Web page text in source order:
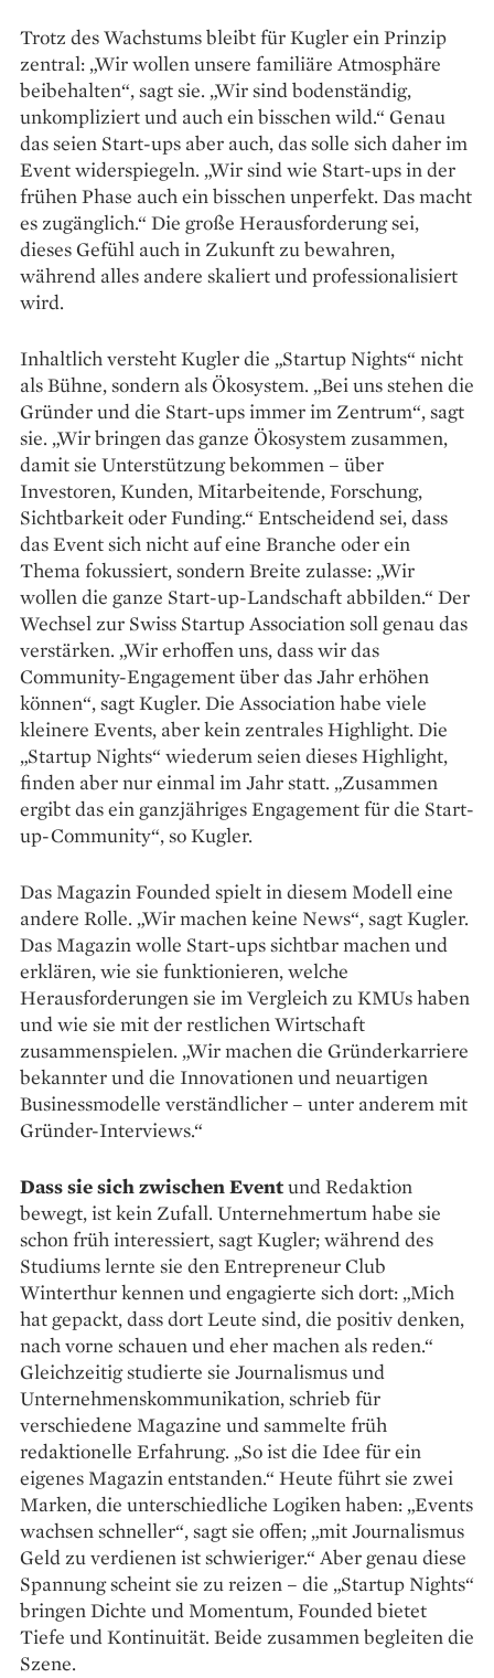
Trotz des Wachstums bleibt für Kugler ein Prinzip
zentral: „Wir wollen unsere familiäre Atmosphäre
beibehalten“, sagt sie. „Wir sind bodenständig,
unkompliziert und auch ein bisschen wild.“ Genau
das seien Start-ups aber auch, das solle sich daher im
Event widerspiegeln. „Wir sind wie Start-ups in der
frühen Phase auch ein bisschen unperfekt. Das macht
es zugänglich.“ Die große Herausforderung sei,
dieses Gefühl auch in Zukunft zu bewahren,
während alles andere skaliert und professionalisiert
wird.
Inhaltlich versteht Kugler die „Startup Nights“ nicht
als Bühne, sondern als Ökosystem. „Bei uns stehen die
Gründer und die Start-ups immer im Zentrum“, sagt
sie. „Wir bringen das ganze Ökosystem zusammen,
damit sie Unterstützung bekommen – über
Investoren, Kunden, Mitarbeitende, Forschung,
Sichtbarkeit oder Funding.“ Entscheidend sei, dass
das Event sich nicht auf eine Branche oder ein
Thema fokussiert, sondern Breite zulasse: „Wir
wollen die ganze Start-up-Landschaft abbilden.“ Der
Wechsel zur Swiss Startup Association soll genau das
verstärken. „Wir erhoffen uns, dass wir das
Community-Engagement über das Jahr erhöhen
können“, sagt Kugler. Die Association habe viele
kleinere Events, aber kein zentrales Highlight. Die
„Startup Nights“ wiederum seien dieses Highlight,
finden aber nur einmal im Jahr statt. „Zu­sammen
ergibt das ein ganzjähriges Engagement für die Start-
up-Community“, so Kugler.
Das Magazin Founded spielt in diesem Modell eine
andere Rolle. „Wir machen keine News“, sagt Kugler.
Das Magazin wolle Start-ups sichtbar machen und
erklären, wie sie funktionieren, welche
Herausforderungen sie im Vergleich zu KMUs haben
und wie sie mit der restlichen Wirtschaft
zusammenspielen. „Wir machen die Gründerkarriere
bekannter und die Innovationen und neuartigen
Businessmodelle verständ­licher – unter anderem mit
Gründer-Interviews.“
Dass sie sich zwischen Eventund Redaktion
bewegt, ist kein Zufall. Unternehmertum habe sie
schon früh interessiert, sagt Kugler; während des
Studiums lernte sie den Entrepreneur Club
Winterthur kennen und engagierte sich dort: „Mich
hat gepackt, dass dort Leute sind, die positiv denken,
nach vorne schauen und eher machen als reden.“
Gleichzeitig studierte sie Journalismus und
Unternehmenskommunikation, schrieb für
verschiedene Magazine und sammelte früh
redaktionelle Er­fahrung. „So ist die Idee für ein
eigenes Magazin entstanden.“ Heute führt sie zwei
Marken, die unterschiedliche Logiken haben: „Events
wachsen schneller“, sagt sie offen; „mit Journalismus
Geld zu verdienen ist schwieriger.“ Aber genau diese
Spannung scheint sie zu reizen – die „Startup Nights“
bringen Dichte und ­Momentum, Founded bietet
Tiefe und Kontinuität. ­Beide zusammen begleiten die
Szene.